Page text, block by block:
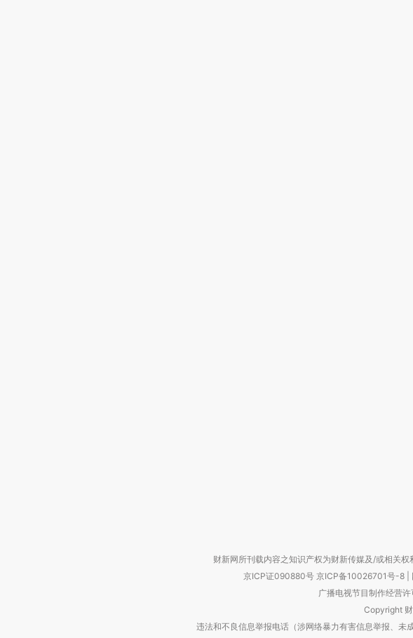
财新网所刊载内容之知识产权为财新传媒及/或相关
京ICP证090880号 京ICP备10026701号-8
广播电视节目制作经营
Copyright
违法和不良信息举报电话（涉网络暴力有害信息举报、